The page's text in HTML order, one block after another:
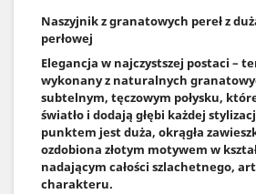
Naszyjnik z granatowych pereł z
perłowej
Elegancja w najczystszej postaci –
wykonany z naturalnych
subtelnym, tęczowym połysku,
światło i dodają głębi każdej
punktem jest duża, okrągła
ozdobiona złotym motywem w
nadającym całości szlachetnego,
charakteru.